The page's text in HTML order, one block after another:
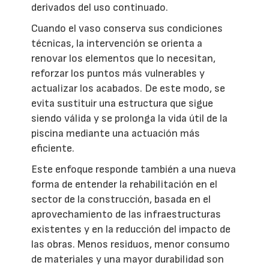
derivados del uso continuado.
Cuando el vaso conserva sus condiciones
técnicas, la intervención se orienta a
renovar los elementos que lo necesitan,
reforzar los puntos más vulnerables y
actualizar los acabados. De este modo, se
evita sustituir una estructura que sigue
siendo válida y se prolonga la vida útil de la
piscina mediante una actuación más
eficiente.
Este enfoque responde también a una nueva
forma de entender la rehabilitación en el
sector de la construcción, basada en el
aprovechamiento de las infraestructuras
existentes y en la reducción del impacto de
las obras. Menos residuos, menor consumo
de materiales y una mayor durabilidad son